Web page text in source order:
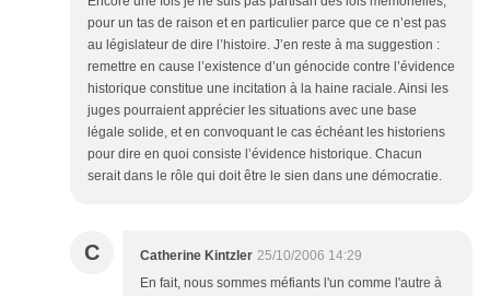
pour un tas de raison et en particulier parce que ce n’est pas
au législateur de dire l’histoire. J’en reste à ma suggestion :
remettre en cause l’existence d’un génocide contre l’évidence
historique constitue une incitation à la haine raciale. Ainsi les
juges pourraient apprécier les situations avec une base
légale solide, et en convoquant le cas échéant les historiens
pour dire en quoi consiste l’évidence historique. Chacun
serait dans le rôle qui doit être le sien dans une démocratie.
C Catherine Kintzler 25/10/2006 14:29
En fait, nous sommes méfiants l'un comme l'autre à